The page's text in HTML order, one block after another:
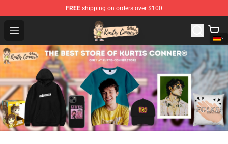
FREE shipping on orders over $100
Open menu
Kurtis Conner Store - Official Kurtis Conner Merchandise